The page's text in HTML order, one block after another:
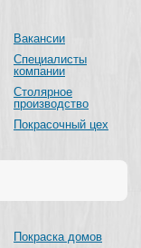
Вакансии
Специалисты
компании
Столярное
производство
Покрасочный цех
Покраска домов